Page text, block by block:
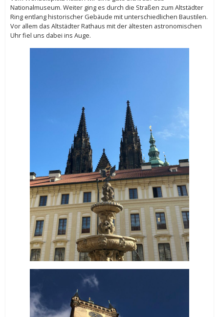
Nationalmuseum. Weiter ging es durch die Straßen zum Altstädter
Ring entlang historischer Gebäude mit unterschiedlichen Baustilen.
Vor allem das Altstädter Rathaus mit der ältesten astronomischen
Uhr fiel uns dabei ins Auge.